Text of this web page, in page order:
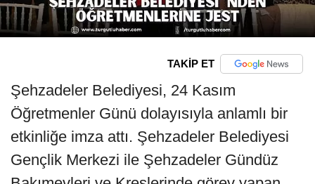
TAKİP ET
Şehzadeler Belediyesi, 24 Kasım
Öğretmenler Günü dolayısıyla anlamlı bir
etkinliğe imza attı. Şehzadeler Belediyesi
Gençlik Merkezi ile Şehzadeler Gündüz